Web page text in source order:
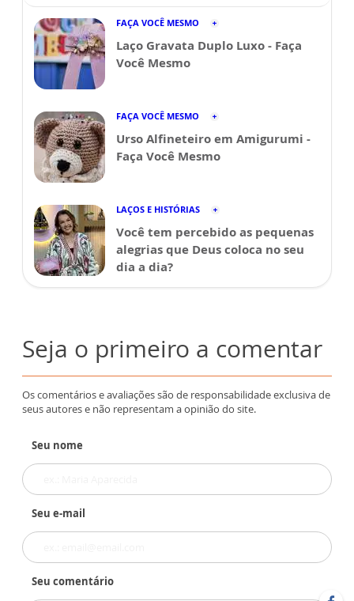
FAÇA VOCÊ MESMO
Laço Gravata Duplo Luxo - Faça
Você Mesmo
FAÇA VOCÊ MESMO
Urso Alfineteiro em Amigurumi -
Faça Você Mesmo
LAÇOS E HISTÓRIAS
Você tem percebido as pequenas
alegrias que Deus coloca no seu
dia a dia?
Seja o primeiro a comentar
Os comentários e avaliações são de responsabilidade exclusiva de
seus autores e não representam a opinião do site.
Seu nome
Seu e-mail
Seu comentário